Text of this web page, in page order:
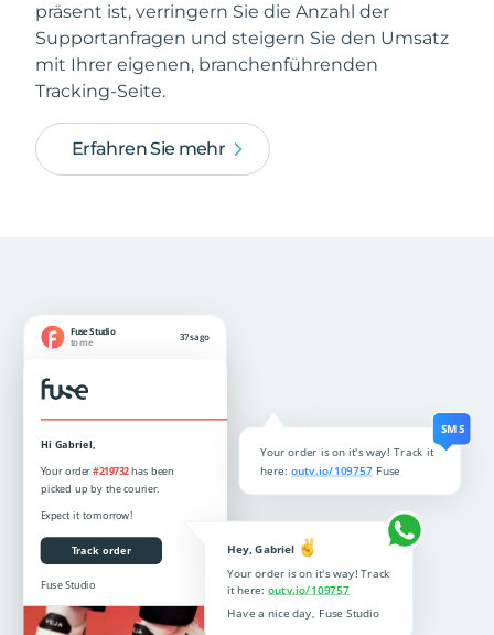
präsent ist, verringern Sie die Anzahl der
Supportanfragen und steigern Sie den Umsatz
mit Ihrer eigenen, branchenführenden
Tracking-Seite.
Erfahren Sie mehr